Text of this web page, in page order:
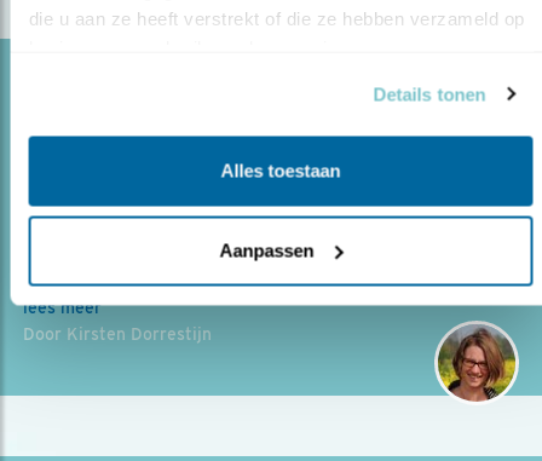
die u aan ze heeft verstrekt of die ze hebben verzameld op
Details tonen
Alles toestaan
Aanpassen
NIET!..
moet nog beter landen bij gemeenten en bedrijven.
lees meer
Door Kirsten Dorrestijn